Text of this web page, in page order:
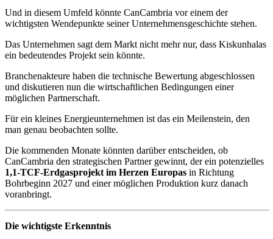
Und in diesem Umfeld könnte CanCambria vor einem der
wichtigsten Wendepunkte seiner Unternehmensgeschichte stehen.
Das Unternehmen sagt dem Markt nicht mehr nur, dass Kiskunhalas
ein bedeutendes Projekt sein könnte.
Branchenakteure haben die technische Bewertung abgeschlossen
und diskutieren nun die wirtschaftlichen Bedingungen einer
möglichen Partnerschaft.
Für ein kleines Energieunternehmen ist das ein Meilenstein, den
man genau beobachten sollte.
Die kommenden Monate könnten darüber entscheiden, ob
CanCambria den strategischen Partner gewinnt, der ein potenzielles
1,1-TCF-Erdgasprojekt im Herzen Europas in Richtung
Bohrbeginn 2027 und einer möglichen Produktion kurz danach
voranbringt.
Die wichtigste Erkenntnis